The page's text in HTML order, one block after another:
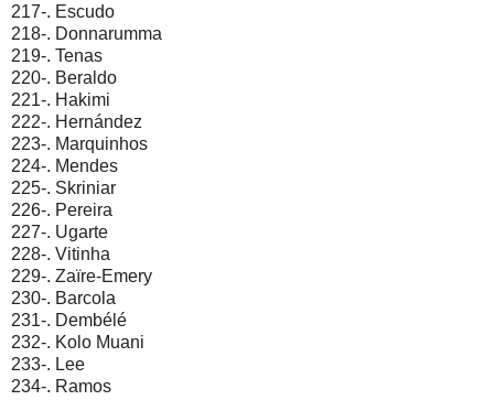
217-. Escudo
218-. Donnarumma
219-. Tenas
220-. Beraldo
221-. Hakimi
222-. Hernández
223-. Marquinhos
224-. Mendes
225-. Skriniar
226-. Pereira
227-. Ugarte
228-. Vitinha
229-. Zaïre-Emery
230-. Barcola
231-. Dembélé
232-. Kolo Muani
233-. Lee
234-. Ramos